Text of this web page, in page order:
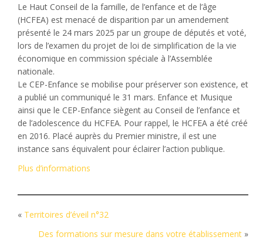
Le Haut Conseil de la famille, de l’enfance et de l’âge
(HCFEA) est menacé de disparition par un amendement
présenté le 24 mars 2025 par un groupe de députés et voté,
lors de l’examen du projet de loi de simplification de la vie
économique en commission spéciale à l’Assemblée
nationale.
Le CEP-Enfance se mobilise pour préserver son existence, et
a publié un communiqué le 31 mars. Enfance et Musique
ainsi que le CEP-Enfance siègent au Conseil de l’enfance et
de l’adolescence du HCFEA. Pour rappel, le HCFEA a été créé
en 2016. Placé auprès du Premier ministre, il est une
instance sans équivalent pour éclairer l’action publique.
Plus d’informations
« Territoires d’éveil n°32
Des formations sur mesure dans votre établissement »